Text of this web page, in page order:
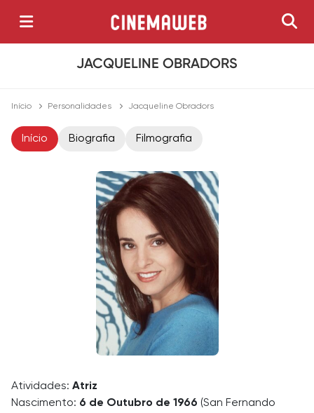
JACQUELINE OBRADORS
Início Personalidades Jacqueline Obradors
Início Biografia Filmografia
Atividades: Atriz
Nascimento: 6 de Outubro de 1966 (San Fernando